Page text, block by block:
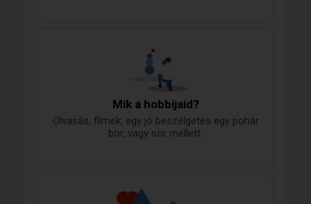
Mik a hobbijaid?
Olvasás, filmek, egy jó beszélgetés egy pohár
bor, vagy sör mellett.